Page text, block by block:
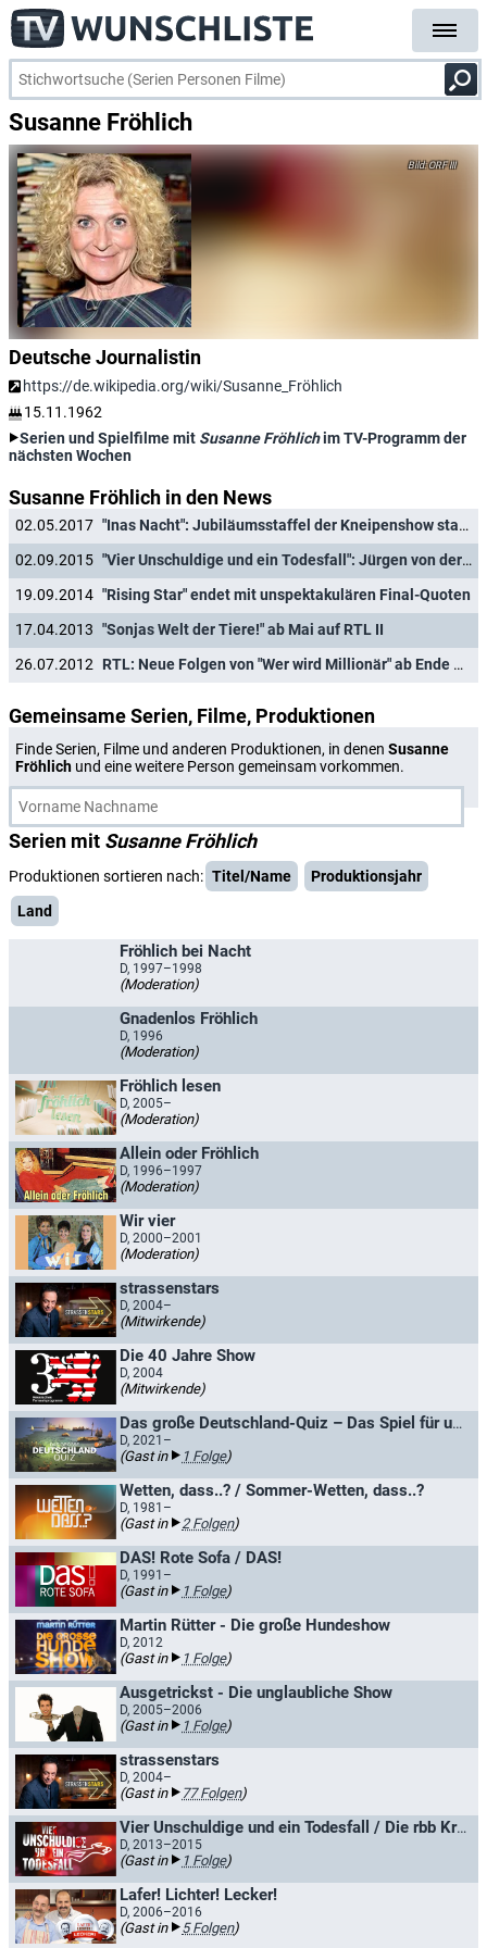
Susanne Fröhlich
ORF III
Deutsche Journalistin
https://de.wikipedia.org/wiki/Susanne_Fröhlich
15.11.1962
Serien und Spielfilme mit Susanne Fröhlichim TV-Programm der
nächsten Wochen
Susanne Fröhlich in den News
02.05.2017
"Inas Nacht": Jubiläumsstaffel der Kneipenshow startet Mitte Juni
02.09.2015
"Vier Unschuldige und ein Todesfall": Jürgen von der Lippe übernimmt Moderation der Krimi-Show
19.09.2014 "Rising Star" endet mit unspektakulären Final-Quoten
17.04.2013 "Sonjas Welt der Tiere!" ab Mai auf RTL II
26.07.2012
RTL: Neue Folgen von "Wer wird Millionär" ab Ende August
Gemeinsame Serien, Filme, Produktionen
Finde Serien, Filme und anderen Produktionen, in denen Susanne
Fröhlich und eine weitere Person gemeinsam vorkommen.
Serien mit Susanne Fröhlich
Produktionen sortieren nach: Titel/Name
Produktionsjahr
Land
Fröhlich bei Nacht
D, 1997–1998
(Moderation)
Gnadenlos Fröhlich
D, 1996
(Moderation)
Fröhlich lesen
D, 2005–
(Moderation)
Allein oder Fröhlich
D, 1996–1997
(Moderation)
Wir vier
D, 2000–2001
(Moderation)
strassenstars
D, 2004–
(Mitwirkende)
Die 40 Jahre Show
D, 2004
(Mitwirkende)
Das große Deutschland-Quiz – Das Spiel für unser Land
D, 2021–
(Gast in 1 Folge)
Wetten, dass..? / Sommer-Wetten, dass..?
D, 1981–
(Gast in 2 Folgen)
DAS! Rote Sofa / DAS!
D, 1991–
(Gast in 1 Folge)
Martin Rütter - Die große Hundeshow
D, 2012
(Gast in 1 Folge)
Ausgetrickst - Die unglaubliche Show
D, 2005–2006
(Gast in 1 Folge)
strassenstars
D, 2004–
(Gast in 77 Folgen)
Vier Unschuldige und ein Todesfall / Die rbb Krimi-Show
D, 2013–2015
(Gast in 1 Folge)
Lafer! Lichter! Lecker!
D, 2006–2016
(Gast in 5 Folgen)